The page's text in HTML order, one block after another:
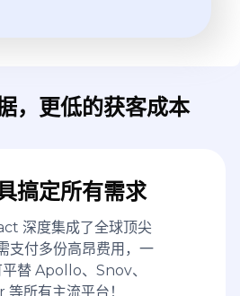
，更低的获客成本
搞定所有需求
深度集成了全球顶尖
支付多份高昂费用，一
替 Apollo、Snov、
所有主流平台！